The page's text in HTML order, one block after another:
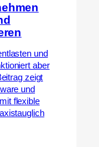
und
aber
zeigt
und
flexible